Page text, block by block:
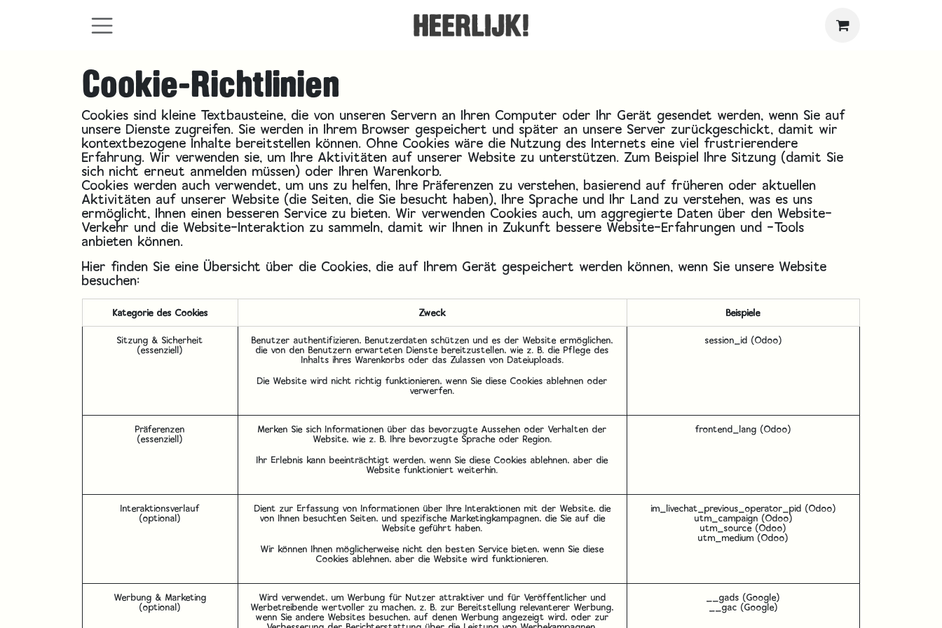
Cookie-Richtlinien
Cookies sind kleine Textbausteine, die von unseren Servern an Ihren Computer oder Ihr Gerät gesendet werden, wenn Sie auf
unsere Dienste zugreifen. Sie werden in Ihrem Browser gespeichert und später an unsere Server zurückgeschickt, damit wir
kontextbezogene Inhalte bereitstellen können. Ohne Cookies wäre die Nutzung des Internets eine viel frustrierendere
Erfahrung. Wir verwenden sie, um Ihre Aktivitäten auf unserer Website zu unterstützen. Zum Beispiel Ihre Sitzung (damit Sie
sich nicht erneut anmelden müssen) oder Ihren Warenkorb.
Cookies werden auch verwendet, um uns zu helfen, Ihre Präferenzen zu verstehen, basierend auf früheren oder aktuellen
Aktivitäten auf unserer Website (die Seiten, die Sie besucht haben), Ihre Sprache und Ihr Land zu verstehen, was es uns
ermöglicht, Ihnen einen besseren Service zu bieten. Wir verwenden Cookies auch, um aggregierte Daten über den Website-
Verkehr und die Website-Interaktion zu sammeln, damit wir Ihnen in Zukunft bessere Website-Erfahrungen und -Tools
anbieten können.
Hier finden Sie eine Übersicht über die Cookies, die auf Ihrem Gerät gespeichert werden können, wenn Sie unsere Website
besuchen:
Kategorie des Cookies Zweck Beispiele
Sitzung & Sicherheit
(essenziell)
Benutzer authentifizieren, Benutzerdaten schützen und es der Website ermöglichen,
die von den Benutzern erwarteten Dienste bereitzustellen, wie z. B. die Pflege des
Inhalts ihres Warenkorbs oder das Zulassen von Dateiuploads.
Die Website wird nicht richtig funktionieren, wenn Sie diese Cookies ablehnen oder
verwerfen.
session_id (Odoo)
Präferenzen
(essenziell)
Merken Sie sich Informationen über das bevorzugte Aussehen oder Verhalten der
Website, wie z. B. Ihre bevorzugte Sprache oder Region.
Ihr Erlebnis kann beeinträchtigt werden, wenn Sie diese Cookies ablehnen, aber die
Website funktioniert weiterhin.
frontend_lang (Odoo)
Interaktionsverlauf
(optional)
Dient zur Erfassung von Informationen über Ihre Interaktionen mit der Website, die
von Ihnen besuchten Seiten, und spezifische Marketingkampagnen, die Sie auf die
Website geführt haben.
Wir können Ihnen möglicherweise nicht den besten Service bieten, wenn Sie diese
Cookies ablehnen, aber die Website wird funktionieren.
im_livechat_previous_operator_pid (Odoo)
utm_campaign (Odoo)
utm_source (Odoo)
utm_medium (Odoo)
Werbung & Marketing
(optional)
Wird verwendet, um Werbung für Nutzer attraktiver und für Veröffentlicher und
Werbetreibende wertvoller zu machen, z. B. zur Bereitstellung relevanterer Werbung,
wenn Sie andere Websites besuchen, auf denen Werbung angezeigt wird, oder zur
__gads (Google)
__gac (Google)